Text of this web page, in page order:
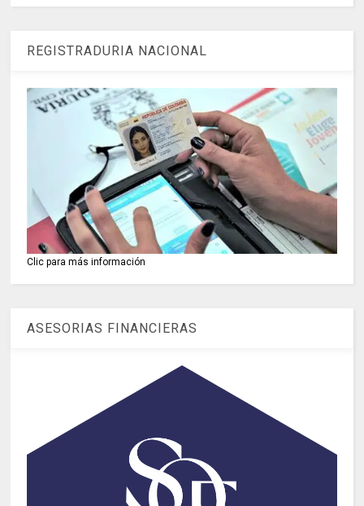
REGISTRADURIA NACIONAL
Clic para más información
ASESORIAS FINANCIERAS